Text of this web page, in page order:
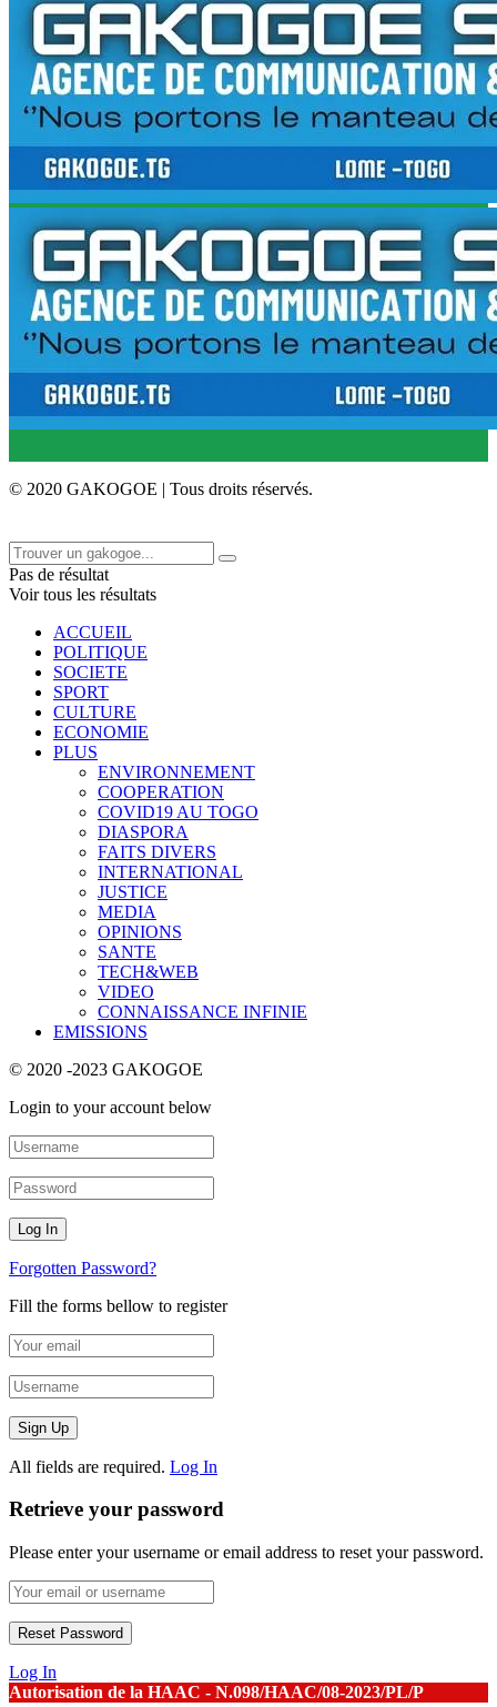
© 2020 GAKOGOE | Tous droits réservés.
Pas de résultat
Voir tous les résultats
ACCUEIL
POLITIQUE
SOCIETE
SPORT
CULTURE
ECONOMIE
PLUS
ENVIRONNEMENT
COOPERATION
COVID19 AU TOGO
DIASPORA
FAITS DIVERS
INTERNATIONAL
JUSTICE
MEDIA
OPINIONS
SANTE
TECH&WEB
VIDEO
CONNAISSANCE INFINIE
EMISSIONS
© 2020 -2023 GAKOGOE
Login to your account below
Forgotten Password?
Fill the forms bellow to register
All fields are required. Log In
Retrieve your password
Please enter your username or email address to reset your password.
Log In
Autorisation de la HAAC - N.098/HAAC/08-2023/PL/P